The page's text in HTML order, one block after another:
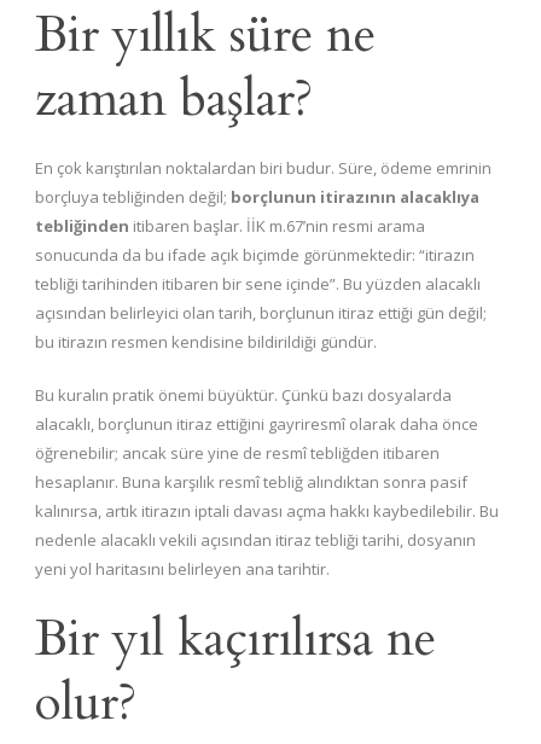
Bir yıllık süre ne
zaman başlar?
En çok karıştırılan noktalardan biri budur. Süre, ödeme emrinin
borçluya tebliğinden değil; borçlunun itirazının alacaklıya
tebliğinden itibaren başlar. İİK m.67’nin resmi arama
sonucunda da bu ifade açık biçimde görünmektedir: “itirazın
tebliği tarihinden itibaren bir sene içinde”. Bu yüzden alacaklı
açısından belirleyici olan tarih, borçlunun itiraz ettiği gün değil;
bu itirazın resmen kendisine bildirildiği gündür.
Bu kuralın pratik önemi büyüktür. Çünkü bazı dosyalarda
alacaklı, borçlunun itiraz ettiğini gayriresmî olarak daha önce
öğrenebilir; ancak süre yine de resmî tebliğden itibaren
hesaplanır. Buna karşılık resmî tebliğ alındıktan sonra pasif
kalınırsa, artık itirazın iptali davası açma hakkı kaybedilebilir. Bu
nedenle alacaklı vekili açısından itiraz tebliği tarihi, dosyanın
yeni yol haritasını belirleyen ana tarihtir.
Bir yıl kaçırılırsa ne
olur?